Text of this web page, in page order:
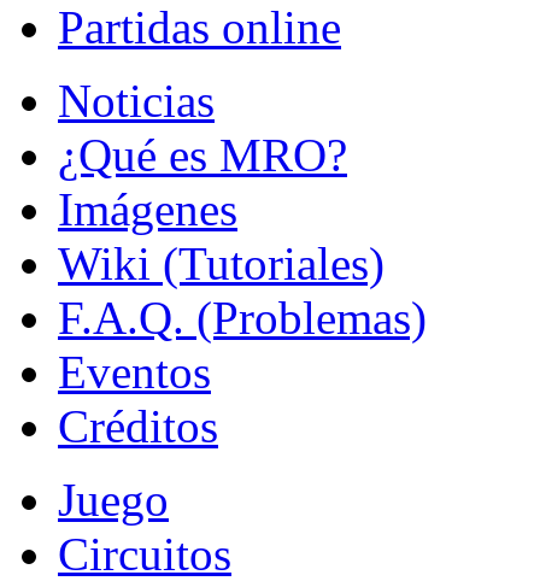
Partidas online
Noticias
¿Qué es MRO?
Imágenes
Wiki (Tutoriales)
F.A.Q. (Problemas)
Eventos
Créditos
Juego
Circuitos